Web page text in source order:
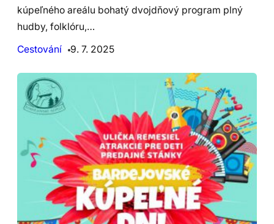
kúpeľného areálu bohatý dvojdňový program plný
hudby, folklóru,…
Cestování
9. 7. 2025